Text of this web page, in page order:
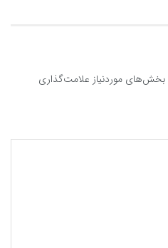
بخش‌های موردنیاز علامت‌گذاری